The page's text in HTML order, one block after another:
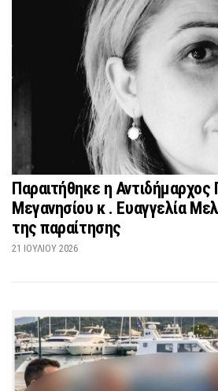
Παραιτήθηκε η Αντιδήμαρχος
Μεγανησίου κ . Ευαγγελία
της παραίτησης
21 ΙΟΥΛΊΟΥ 2026